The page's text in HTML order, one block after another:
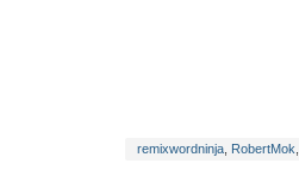
remixwordninja RobertMok